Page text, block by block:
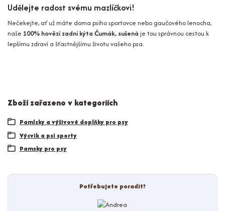
Udělejte radost svému mazlíčkovi!
Nečekejte, ať už máte doma psího sportovce nebo gaučového lenocha,
naše 100% hovězí zadní kýta Čumák, sušená je tou správnou cestou k
lepšímu zdraví a šťastnějšímu životu vašeho psa.
Zboží zařazeno v kategoriích
Pamlsky a výživové doplňky pro psy
Výcvik a psí sporty
Pamsky pro psy
Potřebujete poradit?